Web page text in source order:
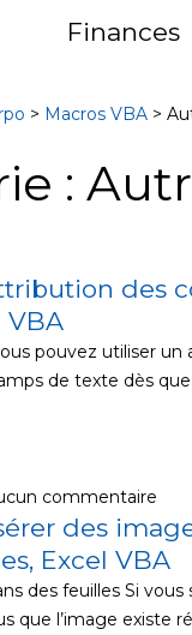
Finances
> Macros VBA >
:
des
VBA
pouvez utiliser un
de texte dès
commentaire
des
Excel VBA
des feuilles Si
que l’image existe